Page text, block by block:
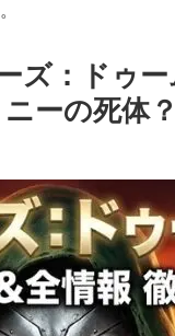
ズ：ドゥ
ーの死体